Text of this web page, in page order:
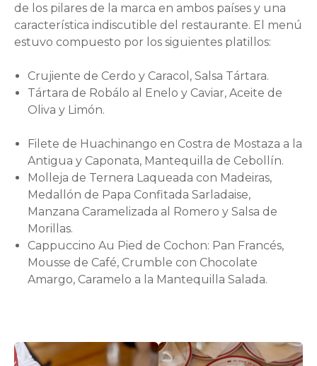
de los pilares de la marca en ambos países y una
característica indiscutible del restaurante. El menú
estuvo compuesto por los siguientes platillos:
Crujiente de Cerdo y Caracol, Salsa Tártara.
Tártara de Robálo al Enelo y Caviar, Aceite de
Oliva y Limón.
Filete de Huachinango en Costra de Mostaza a la
Antigua y Caponata, Mantequilla de Cebollín.
Molleja de Ternera Laqueada con Madeiras,
Medallón de Papa Confitada Sarladaise,
Manzana Caramelizada al Romero y Salsa de
Morillas.
Cappuccino Au Pied de Cochon: Pan Francés,
Mousse de Café, Crumble con Chocolate
Amargo, Caramelo a la Mantequilla Salada.